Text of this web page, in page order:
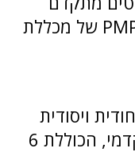
והכנה למבחן הסמכת ה PMP של מכללת
ויסודית
מבית היוצר של פי.אמ.טים אקדמי, הכוללת 6